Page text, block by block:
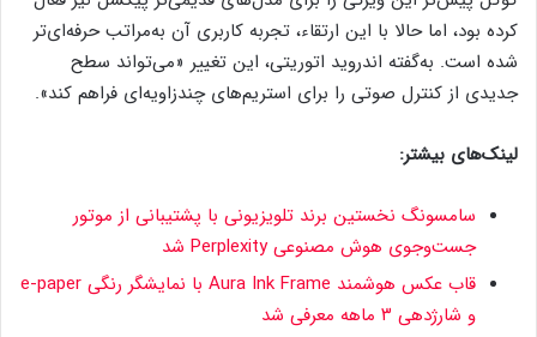
کرده بود، اما حالا با این ارتقاء، تجربه کاربری آن به‌مراتب حرفه‌ای‌تر
شده است. به‌گفته اندروید اتوریتی، این تغییر «می‌تواند سطح
جدیدی از کنترل صوتی را برای استریم‌های چندزاویه‌ای فراهم کند».
لینک‌های بیشتر:
سامسونگ نخستین برند تلویزیونی با پشتیبانی از موتور
جست‌وجوی هوش مصنوعی Perplexity شد
قاب عکس هوشمند Aura Ink Frame با نمایشگر رنگی e-paper
و شارژدهی ۳ ماهه معرفی شد